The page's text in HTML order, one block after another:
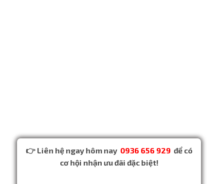
👉 Liên hệ ngay hôm nay 0936 656 929 để có
cơ hội nhận ưu đãi đặc biệt!​